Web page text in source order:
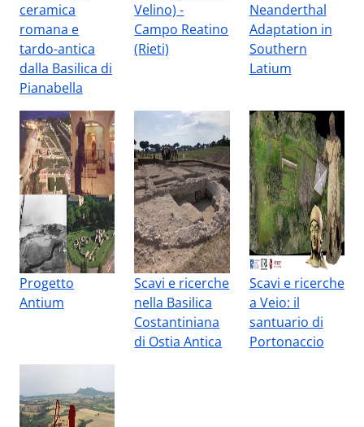
ceramica
romana e
tardo-antica
dalla Basilica di
Pianabella
Velino) -
Campo Reatino
(Rieti)
Neanderthal
Adaptation in
Southern
Latium
Progetto
Antium
Scavi e ricerche
nella Basilica
Costantiniana
di Ostia Antica
Scavi e ricerche
a Veio: il
santuario di
Portonaccio